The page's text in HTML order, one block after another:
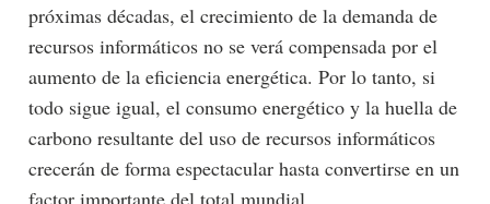
próximas décadas, el crecimiento de la demanda de
recursos informáticos no se verá compensada por el
aumento de la eficiencia energética. Por lo tanto, si
todo sigue igual, el consumo energético y la huella de
carbono resultante del uso de recursos informáticos
crecerán de forma espectacular hasta convertirse en un
factor importante del total mundial.